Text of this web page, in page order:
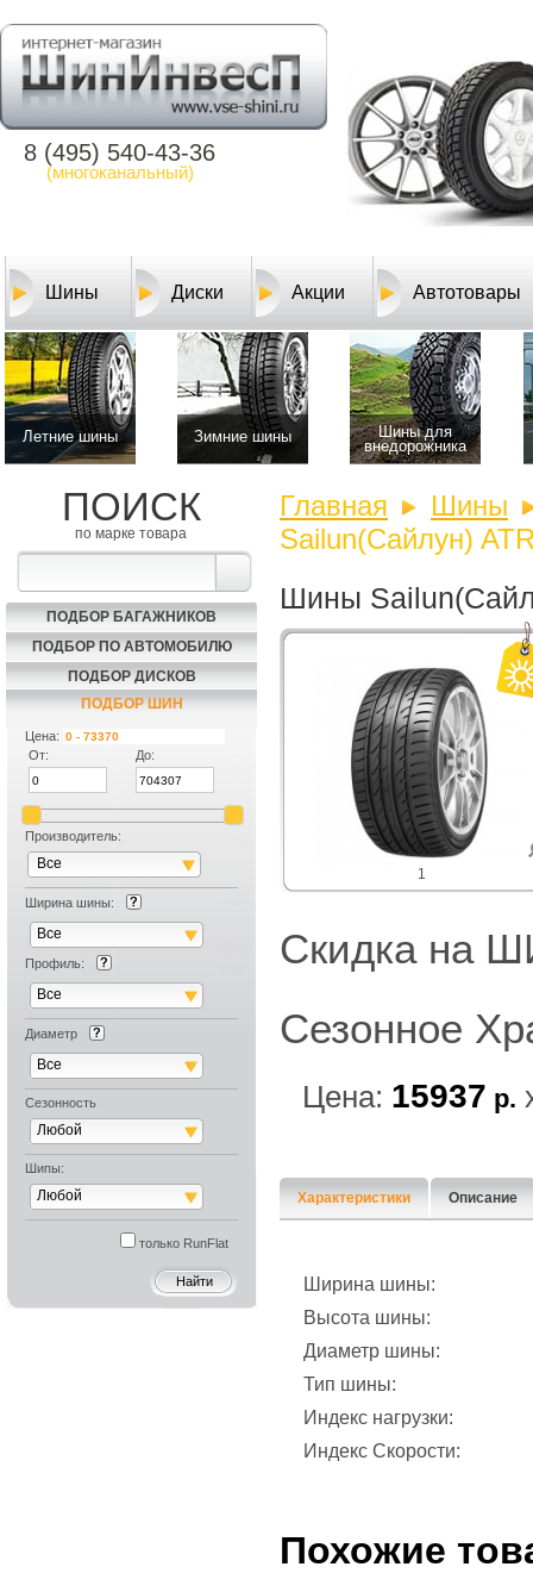
8 (495) 540-43-36
(многоканальный)
Шины Диски Акции Автотовары
Летние шины Зимние шины
Шины для
внедорожника
ПОИСК
по марке товара
ПОДБОР БАГАЖНИКОВ
ПОДБОР ПО АВТОМОБИЛЮ
ПОДБОР ДИСКОВ
ПОДБОР ШИН
Цена:
От:
До:
Производитель:
Все
Ширина шины:
Все
Профиль:
Все
Диаметр
Все
Сезонность
Любой
Шипы:
Любой
только RunFlat
Главная
Шины
Sailun(Сайлун)
Шины
1
Скидка на
Сезонное
Цена: 15937 р.
Характеристики Описание
Ширина шины:
Высота шины:
Диаметр шины:
Тип шины:
Индекс нагрузки:
Индекс Скорости:
Похожие